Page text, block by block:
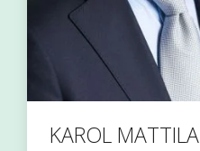
KAROL MATTILA